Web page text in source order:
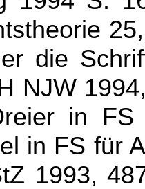
die
NJW
in FS
in FS für
1993,